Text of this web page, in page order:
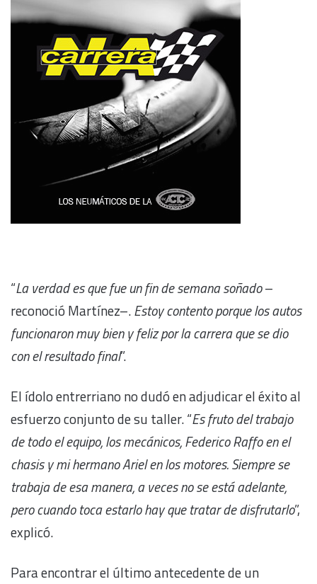
“La verdad es que fue un fin de semana soñado–
reconoció Martínez–.Estoy contento porque los autos
funcionaron muy bien y feliz por la carrera que se dio
con el resultado final”.
El ídolo entrerriano no dudó en adjudicar el éxito al
esfuerzo conjunto de su taller. “Es fruto del trabajo
de todo el equipo, los mecánicos, Federico Raffo en el
chasis y mi hermano Ariel en los motores. Siempre se
trabaja de esa manera, a veces no se está adelante,
pero cuando toca estarlo hay que tratar de disfrutarlo”,
explicó.
Para encontrar el último antecedente de un